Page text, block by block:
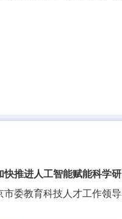
快推进人工智能赋能科学
市委教育科技人才工作领